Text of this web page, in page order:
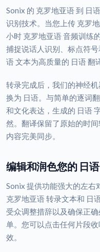
Sonix 的 克罗地亚语 到 日
识别技术。当您上传 克罗
小时 克罗地亚语 音频训练
捕捉说话人识别、标点符
语 文本为高质量的 日语 翻
转录完成后，我们的神经
换为 日语。与简单的逐词
和文化表达，生成的 日语
然。翻译保留了原始的时
内容完美同步。
编辑和润色您的 日
Sonix 提供功能强大的左右
克罗地亚语 转录文本和 日
受众调整措辞以及确保正
单。您可以点击任何片段
效。